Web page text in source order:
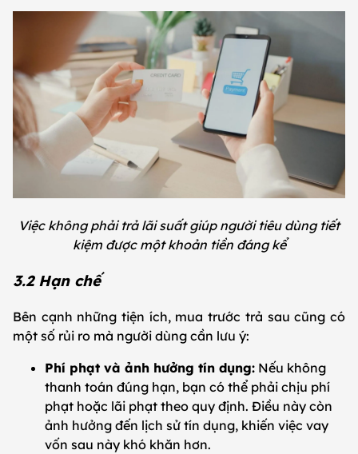
Việc không phải trả lãi suất giúp người tiêu dùng tiết
kiệm được một khoản tiền đáng kể
3.2 Hạn chế
Bên cạnh những tiện ích, mua trước trả sau cũng có
một số rủi ro mà người dùng cần lưu ý:
Phí phạt và ảnh hưởng tín dụng: Nếu không
thanh toán đúng hạn, bạn có thể phải chịu phí
phạt hoặc lãi phạt theo quy định. Điều này còn
ảnh hưởng đến lịch sử tín dụng, khiến việc vay
vốn sau này khó khăn hơn.